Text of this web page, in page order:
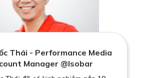
Thái - Performance Media
Manager @Isobar